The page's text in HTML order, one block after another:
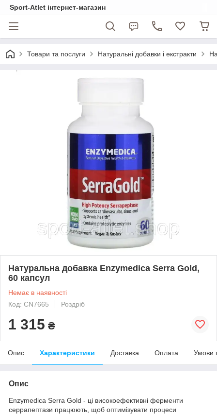
Sport-Atlet інтернет-магазин
Товари та послуги Натуральні добавки і екстракти
Натуральна добавка Enzymedica Serra Gold,
60 капсул
Немає в наявності
Код: CN7665
Роздріб
1 315 ₴
Опис Характеристики Доставка Оплата Умови
Опис
Enzymedica Serra Gold - ці високоефективні ферменти
серрапептази працюють, щоб оптимізувати процеси